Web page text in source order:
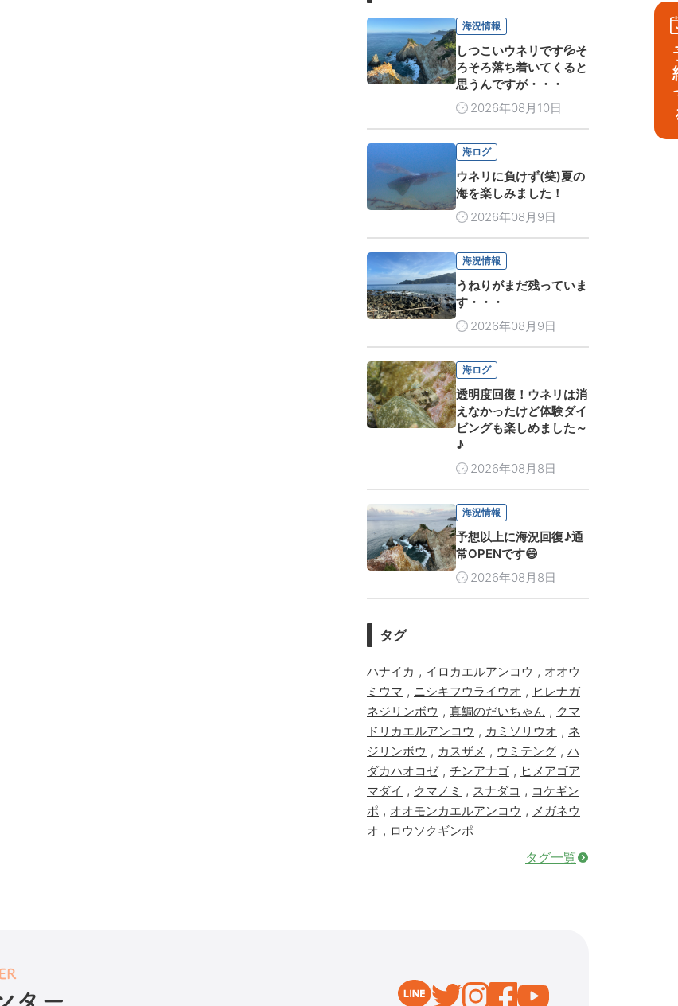
海況情報
しつこいウネリです💦そ
ろそろ落ち着いてくると
思うんですが・・・
2026年08月10日
海ログ
ウネリに負けず(笑)夏の
海を楽しみました！
2026年08月9日
海況情報
うねりがまだ残っていま
す・・・
2026年08月9日
海ログ
透明度回復！ウネリは消
えなかったけど体験ダイ
ビングも楽しめました～
♪
2026年08月8日
海況情報
予想以上に海況回復♪通
常OPENです😄
2026年08月8日
タグ
ハナイカ , イロカエルアンコウ , オオウ
ミウマ , ニシキフウライウオ , ヒレナガ
ネジリンボウ , 真鯛のだいちゃん , クマ
ドリカエルアンコウ , カミソリウオ , ネ
ジリンボウ , カスザメ , ウミテング , ハ
ダカハオコゼ, チンアナゴ , ヒメアゴア
マダイ , クマノミ , スナダコ , コケギン
ポ , オオモンカエルアンコウ , メガネウ
オ , ロウソクギンポ
タグ一覧